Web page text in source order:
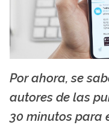
Por ahora, se
autores de las
30 minutos para